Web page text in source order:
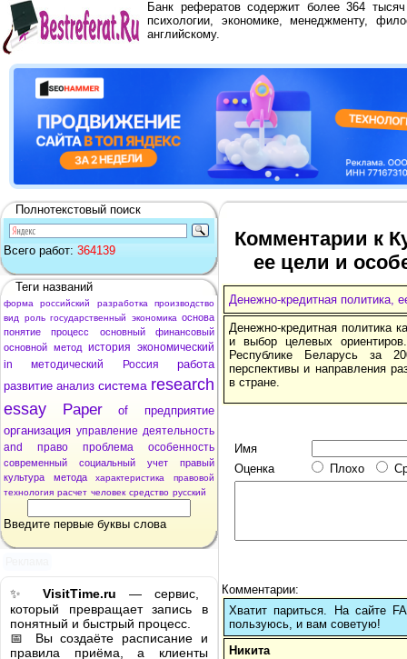
Банк рефератов содержит более 364
психологии, экономике, менеджменту,
английскому.
Полнотекстовый поиск
Всего работ: 364139
Теги названий
форма российский разработка
производство
вид
роль государственный экономика основа
понятие
процесс основный
финансовый
основной метод история экономический
in
методический Россия
работа
развитие анализ система research
essay
Paper of
предприятие
организация управление деятельность
and
право проблема особенность
современный социальный учет
правый
культура
метода характеристика
правовой
технология расчет человек средство русский
Введите первые буквы слова
✨ VisitTime.ru — сервис,
который превращает запись в
понятный и быстрый процесс.
📅 Вы создаёте расписание и
правила приёма, а клиенты
Комментарии к
ее цели и
Денежно-кредитная политика,
Денежно-кредитная политика
и выбор целевых
Республике Беларусь за
перспективы и направления
в стране.
Имя
Оценка
Плохо
Комментарии:
Хватит париться. На сайте
пользуюсь, и вам советую!
Никита